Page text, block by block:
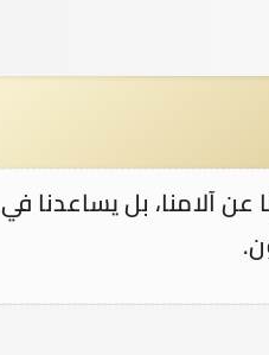
آلامنا، بل يساعدنا في